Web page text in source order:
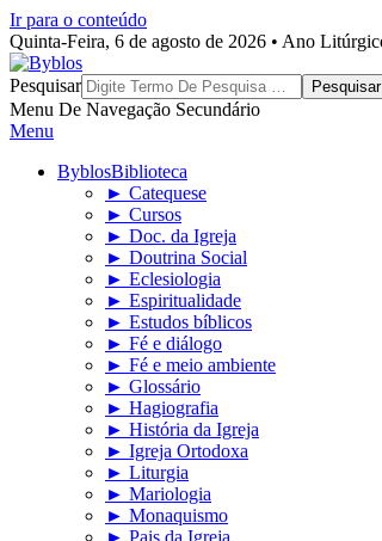
Ir para o conteúdo
Quinta-Feira, 6 de agosto de 2026 • Ano
Byblos
Pesquisar
Menu De Navegação Secundário
Menu
ByblosBiblioteca
► Catequese
► Cursos
► Doc. da Igreja
► Doutrina Social
► Eclesiologia
► Espiritualidade
► Estudos bíblicos
► Fé e diálogo
► Fé e meio ambiente
► Glossário
► Hagiografia
► História da Igreja
► Igreja Ortodoxa
► Liturgia
► Mariologia
► Monaquismo
► Pais da Igreja